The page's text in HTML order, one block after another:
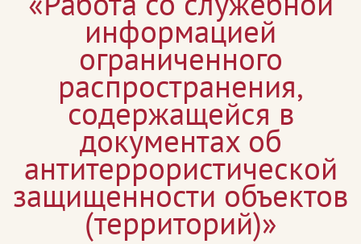
информацией
ограниченного
распространения,
содержащейся в
документах об
антитеррористической
защищенности объектов
(территорий)»